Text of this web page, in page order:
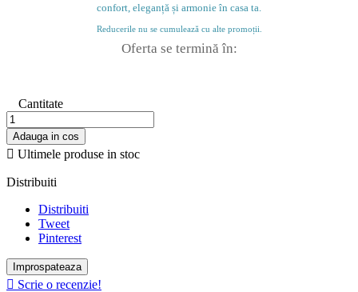
confort, eleganță și armonie în casa ta.
Reducerile nu se cumulează cu alte promoții.
Oferta se termină în:
Cantitate
Adauga in cos
 Ultimele produse in stoc
Distribuiti
Distribuiti
Tweet
Pinterest
 Scrie o recenzie!